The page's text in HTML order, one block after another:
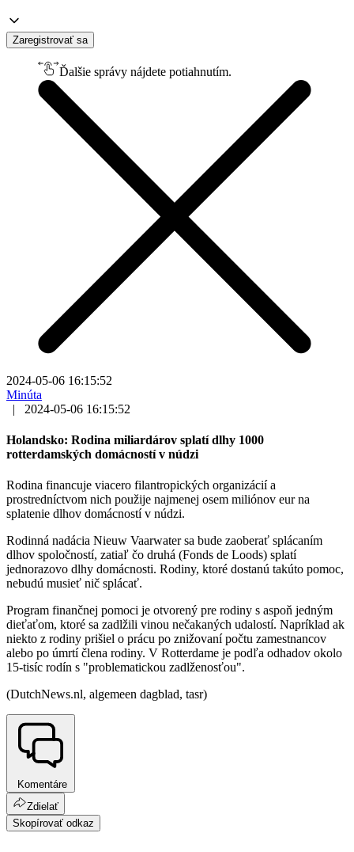
Zaregistrovať sa
Ďalšie správy nájdete potiahnutím.
2024-05-06 16:15:52
Minúta
|
2024-05-06 16:15:52
Holandsko: Rodina miliardárov splatí dlhy 1000
rotterdamských domácností v núdzi
Rodina financuje viacero filantropických organizácií a
prostredníctvom nich použije najmenej osem miliónov eur na
splatenie dlhov domácností v núdzi.
Rodinná nadácia Nieuw Vaarwater sa bude zaoberať splácaním
dlhov spoločností, zatiaľ čo druhá (Fonds de Loods) splatí
jednorazovo dlhy domácnosti. Rodiny, ktoré dostanú takúto pomoc,
nebudú musieť nič splácať.
Program finančnej pomoci je otvorený pre rodiny s aspoň jedným
dieťaťom, ktoré sa zadlžili vinou nečakaných udalostí. Napríklad ak
niekto z rodiny prišiel o prácu po znižovaní počtu zamestnancov
alebo po úmrtí člena rodiny. V Rotterdame je podľa odhadov okolo
15-tisíc rodín s "problematickou zadlženosťou".
(DutchNews.nl, algemeen dagblad, tasr)
Komentáre
Zdielať
Skopírovať odkaz